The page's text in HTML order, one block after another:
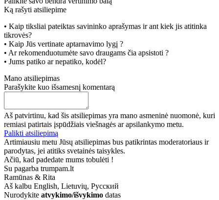
Ką rašyti atsiliepime
• Kaip tiksliai pateiktas savininko aprašymas ir ant kiek jis atitinka
tikrovės?
• Kaip Jūs vertinate aptarnavimo lygį ?
• Ar rekomenduotumėte savo draugams čia apsistoti ?
• Jums patiko ar nepatiko, kodėl?
Mano atsiliepimas
Parašykite kuo išsamesnį komentarą
Aš patvirtinu, kad šis atsiliepimas yra mano asmeninė nuomonė, kuri
remiasi patirtais įspūdžiais viešnagės ar apsilankymo metu.
Palikti atsiliepimą
Artimiausiu metu Jūsų atsiliepimas bus patikrintas moderatoriaus ir
parodytas, jei atitiks svetainės taisykles.
Ačiū, kad padedate mums tobulėti !
Su pagarba trumpam.lt
Ramūnas & Rita
Aš kalbu English, Lietuvių, Русский
Nurodykite atvykimo/išvykimo datas